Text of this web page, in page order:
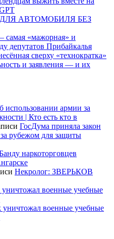
АВТОМОБИЛЯ БЕЗ
самая «мажорная» и
депутатов Прибайкалья
сверху «технократка»
и заявления — и их
использовании армии за
| Кто есть кто в
ГосДума приняла закон
рубежом для защиты
наркоторговцев
Некролог: ЗВЕРЬКОВ
уничтожал военные учебные
уничтожал военные учебные